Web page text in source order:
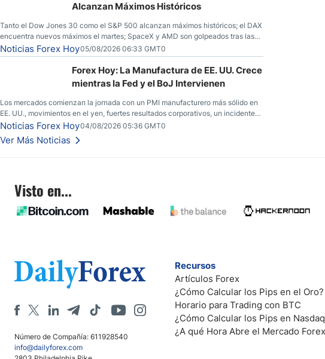
Alcanzan Máximos Históricos
Tanto el Dow Jones 30 como el S&P 500 alcanzan máximos históricos; el DAX
encuentra nuevos máximos el martes; SpaceX y AMD son golpeados tras las
llamadas de ganancias; el petróleo crudo cae por debajo de los $80 con
nuevas esperanzas; el dólar estadounidense continúa intentando estabilizarse
frente al yen; el peso mexicano ve un repunte a medida que las tasas caen en
Noticias Forex Hoy05/08/2026 06:33 GMT0
Forex Hoy: La Manufactura de EE. UU. Crece
mientras la Fed y el BoJ Intervienen
Los mercados comienzan la jornada con un PMI manufacturero más sólido en
EE. UU., movimientos en el yen, fuertes resultados corporativos, un incidente
de seguridad en Bitcoin y nuevas señales desde el mercado del petróleo.
Noticias Forex Hoy04/08/2026 05:36 GMT0
Ver Más Noticias
Visto en...
Número de Compañía: 611928540
info@dailyforex.com
Recursos
Artículos Forex
¿Cómo Calcular los Pips en el Oro?
Horario para Trading con BTC
¿Cómo Calcular los Pips en
¿A qué Hora Abre el Mercado